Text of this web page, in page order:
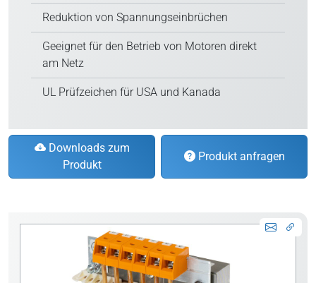
Reduktion von Spannungseinbrüchen
Geeignet für den Betrieb von Motoren direkt
am Netz
UL Prüfzeichen für USA und Kanada
Downloads zum
Produkt
Produkt anfragen